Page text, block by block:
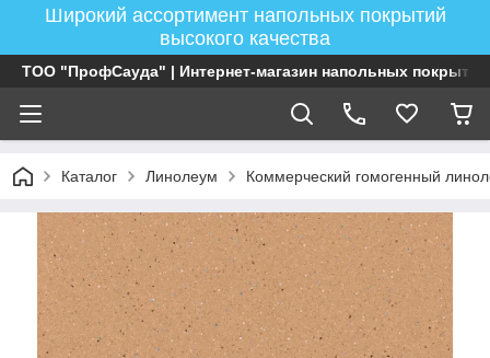
Широкий ассортимент напольных покрытий
высокого качества
ТОО "ПрофСауда" | Интернет-магазин напольных покрытий
Каталог Линолеум Коммерческий гомогенный